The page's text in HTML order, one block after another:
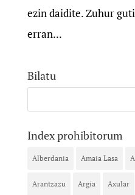
ezin daidite. Zuhur
erran...
Bilatu
Index prohibitorum
Alberdania Amaia Lasa
Arantzazu Argia Axular